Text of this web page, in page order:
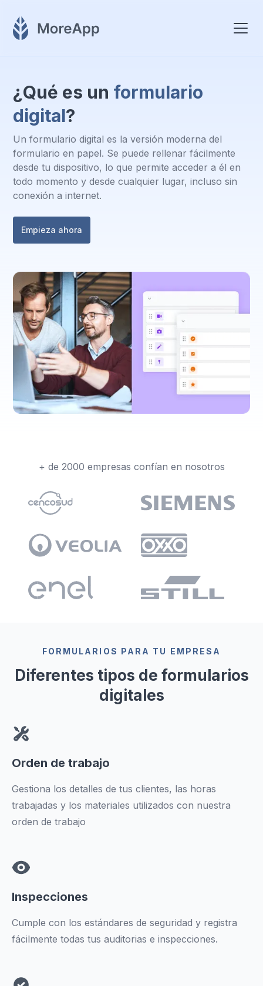
¿Qué es un formulario
digital?
Un formulario digital es la versión moderna del
formulario en papel. Se puede rellenar fácilmente
desde tu dispositivo, lo que permite acceder a él en
todo momento y desde cualquier lugar, incluso sin
conexión a internet.
Empieza ahora
+ de 2000 empresas confían en nosotros
FORMULARIOS PARA TU EMPRESA
Diferentes tipos de formularios
digitales
Orden de trabajo
Gestiona los detalles de tus clientes, las horas
trabajadas y los materiales utilizados con nuestra
orden de trabajo
Inspecciones
Cumple con los estándares de seguridad y registra
fácilmente todas tus auditorias e inspecciones.